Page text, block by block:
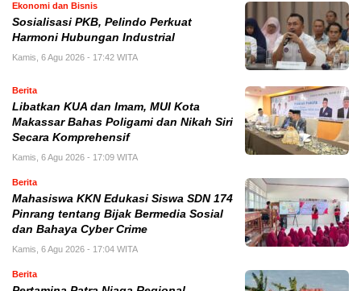
Ekonomi dan Bisnis
Sosialisasi PKB, Pelindo Perkuat
Harmoni Hubungan Industrial
Kamis, 6 Agu 2026 - 17:42 WITA
Berita
Libatkan KUA dan Imam, MUI Kota
Makassar Bahas Poligami dan Nikah Siri
Secara Komprehensif
Kamis, 6 Agu 2026 - 17:09 WITA
Berita
Mahasiswa KKN Edukasi Siswa SDN 174
Pinrang tentang Bijak Bermedia Sosial
dan Bahaya Cyber Crime
Kamis, 6 Agu 2026 - 17:04 WITA
Berita